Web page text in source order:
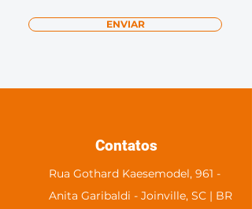
ENVIAR
Contatos
Rua Gothard Kaesemodel, 961 -
Anita Garibaldi - Joinville, SC | BR